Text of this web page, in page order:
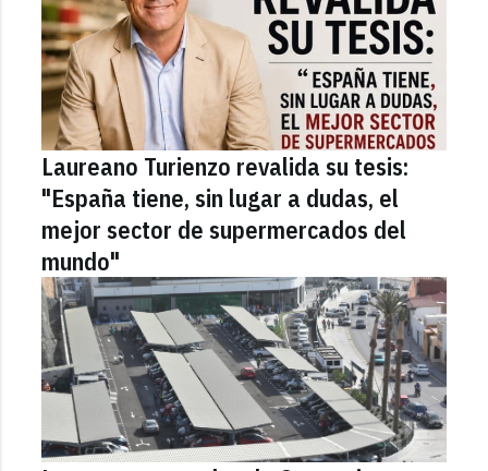
Laureano Turienzo revalida su tesis:
"España tiene, sin lugar a dudas, el
mejor sector de supermercados del
mundo"